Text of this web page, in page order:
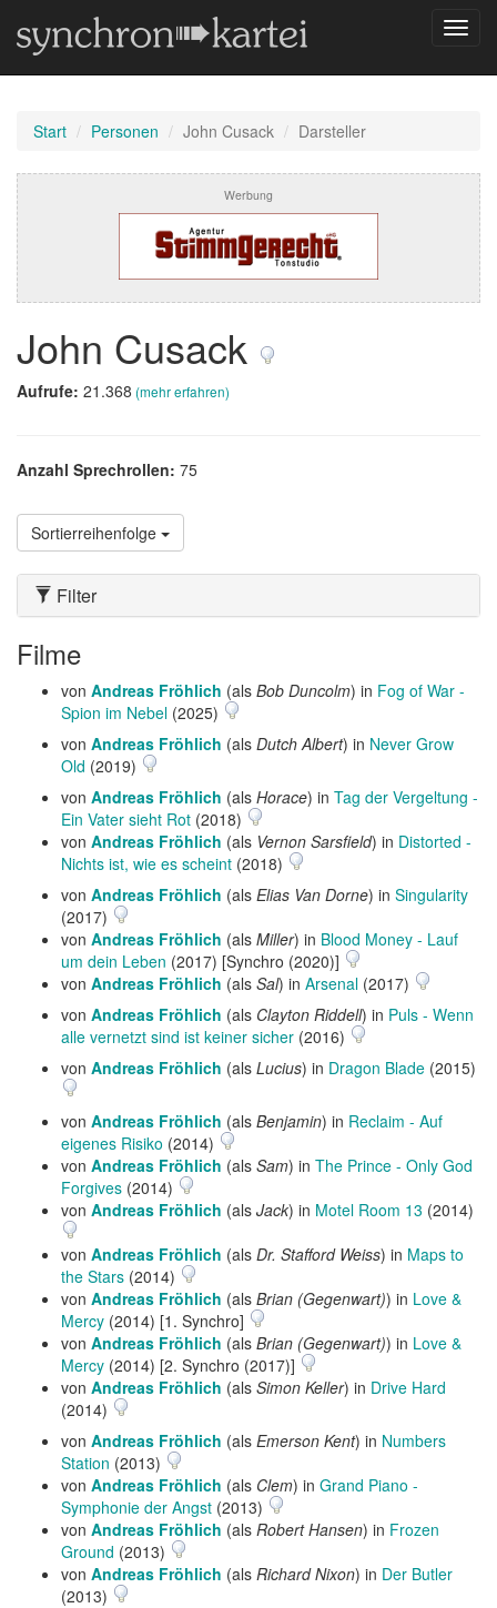
Start Personen John Cusack Darsteller
Werbung
John Cusack
Aufrufe: 21.368 (mehr erfahren)
Anzahl Sprechrollen: 75
Sortierreihenfolge
Filter
Filme
von Andreas Fröhlich (als Bob Duncolm) in Fog of War -
Spion im Nebel (2025)
von Andreas Fröhlich (als Dutch Albert) in Never Grow
Old (2019)
von Andreas Fröhlich (als Horace) in Tag der Vergeltung -
Ein Vater sieht Rot (2018)
von Andreas Fröhlich (als Vernon Sarsfield) in Distorted -
Nichts ist, wie es scheint (2018)
von Andreas Fröhlich (als Elias Van Dorne) in Singularity
(2017)
von Andreas Fröhlich (als Miller) in Blood Money - Lauf
um dein Leben (2017) [Synchro (2020)]
von Andreas Fröhlich (als Sal) in Arsenal (2017)
von Andreas Fröhlich (als Clayton Riddell) in Puls - Wenn
alle vernetzt sind ist keiner sicher (2016)
von Andreas Fröhlich (als Lucius) in Dragon Blade (2015)
von Andreas Fröhlich (als Benjamin) in Reclaim - Auf
eigenes Risiko (2014)
von Andreas Fröhlich (als Sam) in The Prince - Only God
Forgives (2014)
von Andreas Fröhlich (als Jack) in Motel Room 13 (2014)
von Andreas Fröhlich (als Dr. Stafford Weiss) in Maps to
the Stars (2014)
von Andreas Fröhlich (als Brian (Gegenwart)) in Love &
Mercy (2014) [1. Synchro]
von Andreas Fröhlich (als Brian (Gegenwart)) in Love &
Mercy (2014) [2. Synchro (2017)]
von Andreas Fröhlich (als Simon Keller) in Drive Hard
(2014)
von Andreas Fröhlich (als Emerson Kent) in Numbers
Station (2013)
von Andreas Fröhlich (als Clem) in Grand Piano -
Symphonie der Angst (2013)
von Andreas Fröhlich (als Robert Hansen) in Frozen
Ground (2013)
von Andreas Fröhlich (als Richard Nixon) in Der Butler
(2013)